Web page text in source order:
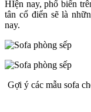
HIện nay, phổ biến
tân cổ điển sẽ là
nay.
Gợi ý các mẫu sofa